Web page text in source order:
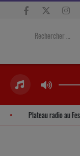
Plateau radio